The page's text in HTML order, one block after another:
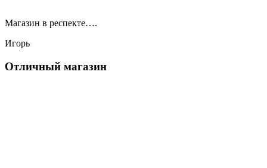
Магазин в респекте….
Игорь
Отличный магазин